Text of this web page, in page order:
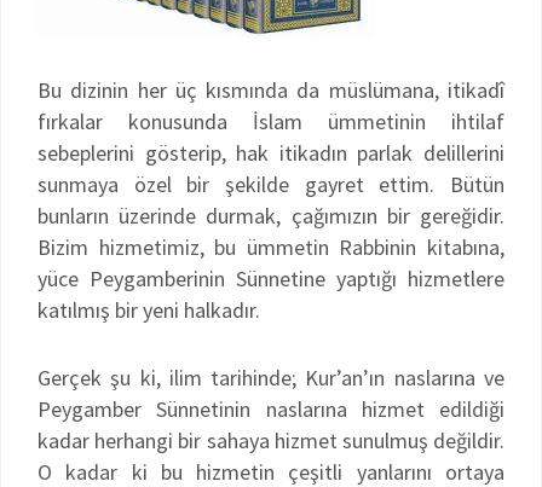
Bu dizinin her üç kısmında da müslümana, itikadî
fırkalar konusunda İslam ümmetinin ihtilaf
sebeplerini gösterip, hak itikadın parlak delillerini
sunmaya özel bir şekilde gayret ettim. Bütün
bunların üzerinde durmak, çağımızın bir gereğidir.
Bizim hizmetimiz, bu ümmetin Rabbinin kitabına,
yüce Peygamberinin Sünnetine yaptığı hizmetlere
katılmış bir yeni halkadır.
Gerçek şu ki, ilim tarihinde; Kur’an’ın naslarına ve
Peygamber Sünnetinin naslarına hizmet edildiği
kadar herhangi bir sahaya hizmet sunulmuş değildir.
O kadar ki bu hizmetin çeşitli yanlarını ortaya